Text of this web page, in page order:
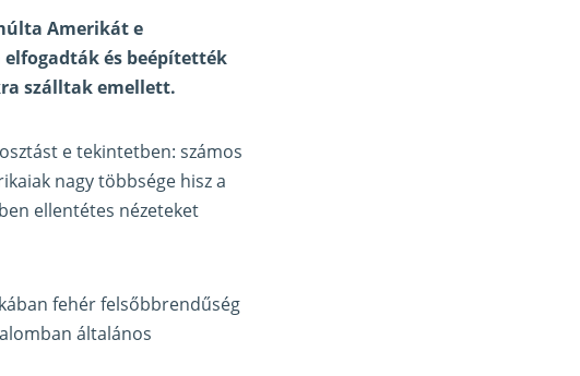
Amerikát e
és beépítették
szálltak emellett.
e tekintetben: számos
nagy többsége hisz a
ellentétes nézeteket
fehér felsőbbrendűség
általános